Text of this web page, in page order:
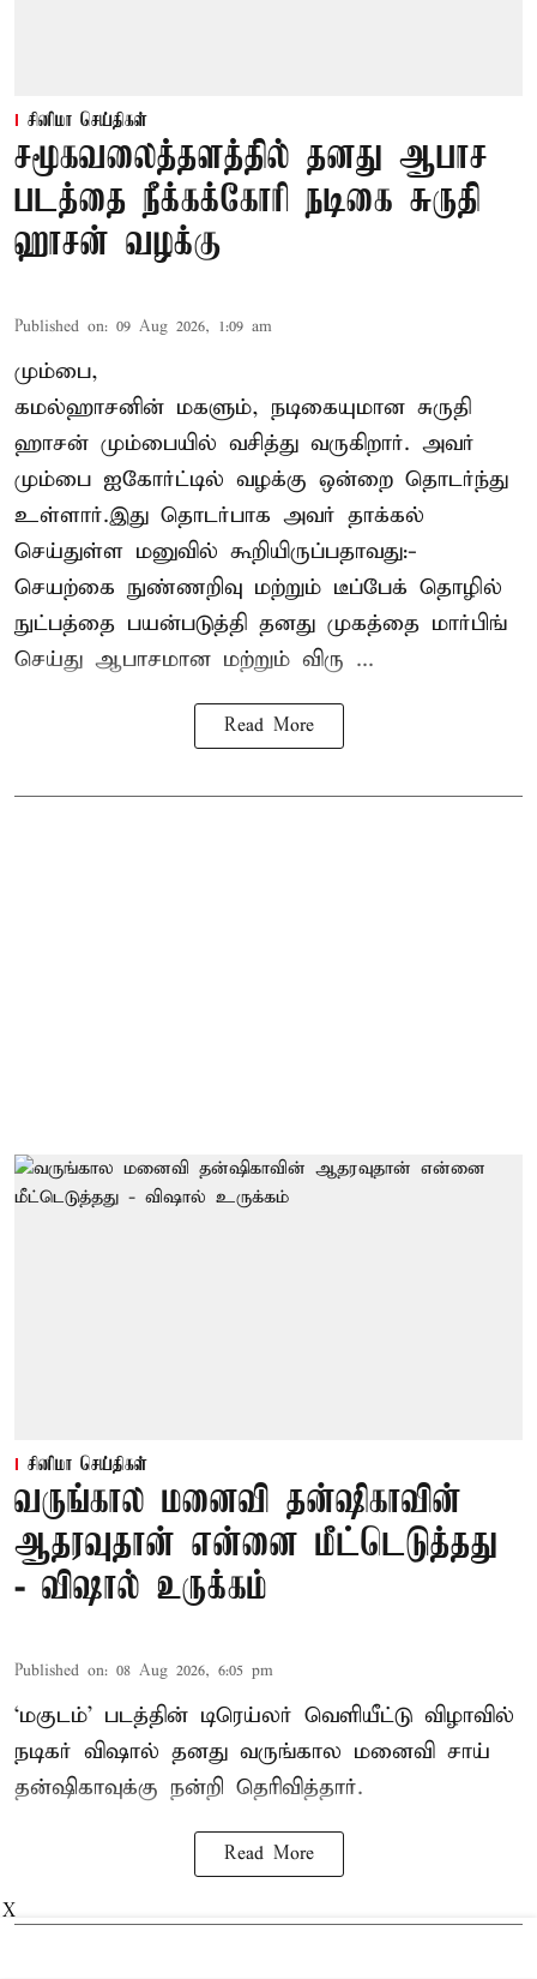
சினிமா செய்திகள்
சமூகவலைத்தளத்தில் தனது ஆபாச
படத்தை நீக்கக்கோரி நடிகை சுருதி
ஹாசன் வழக்கு
Published on: 09 Aug 2026, 1:09 am
மும்பை,
கமல்ஹாசனின் மகளும், நடிகையுமான சுருதி
ஹாசன் மும்பையில் வசித்து வருகிறார். அவர்
மும்பை ஐகோர்ட்டில் வழக்கு ஒன்றை தொடர்ந்து
உள்ளார்.இது தொடர்பாக அவர் தாக்கல்
செய்துள்ள மனுவில் கூறியிருப்பதாவது:-
செயற்கை நுண்ணறிவு மற்றும் டீப்பேக் தொழில்
நுட்பத்தை பயன்படுத்தி தனது முகத்தை மார்பிங்
செய்து ஆபாசமான மற்றும் விரு ...
Read More
சினிமா செய்திகள்
வருங்கால மனைவி தன்ஷிகாவின்
ஆதரவுதான் என்னை மீட்டெடுத்தது
- விஷால் உருக்கம்
Published on: 08 Aug 2026, 6:05 pm
‘மகுடம்’ படத்தின் டிரெய்லர் வெளியீட்டு விழாவில்
நடிகர் விஷால் தனது வருங்கால மனைவி சாய்
தன்ஷிகாவுக்கு நன்றி தெரிவித்தார்.
Read More
X